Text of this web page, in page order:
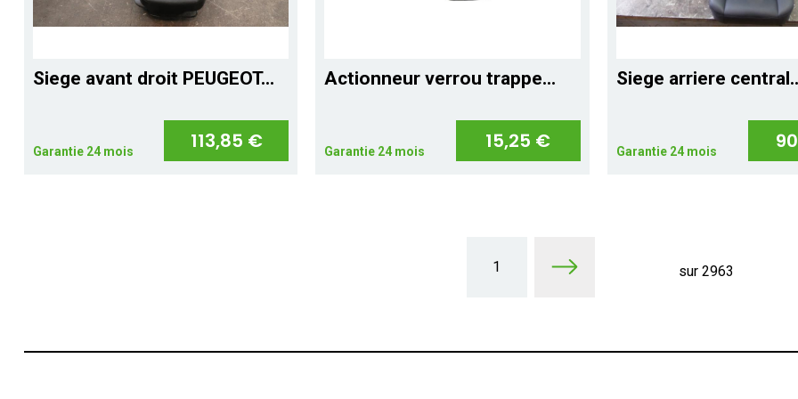
Siege avant droit PEUGEOT...
Garantie 24 mois 113,85 €
Actionneur verrou trappe...
Garantie 24 mois 15,25 €
Siege arriere
Garantie 24 mois
1 sur 2963